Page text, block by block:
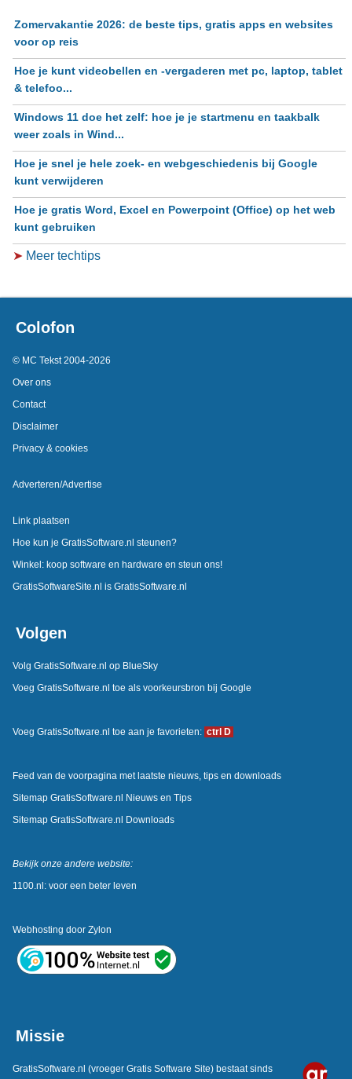
Zomervakantie 2026: de beste tips, gratis apps en websites
voor op reis
Hoe je kunt videobellen en -vergaderen met pc, laptop, tablet
& telefoo...
Windows 11 doe het zelf: hoe je je startmenu en taakbalk
weer zoals in Wind...
Hoe je snel je hele zoek- en webgeschiedenis bij Google
kunt verwijderen
Hoe je gratis Word, Excel en Powerpoint (Office) op het web
kunt gebruiken
➤ Meer techtips
Colofon
© MC Tekst 2004-2026
Over ons
Contact
Disclaimer
Privacy & cookies
Adverteren/Advertise
Link plaatsen
Hoe kun je GratisSoftware.nl steunen?
Winkel: koop software en hardware en steun ons!
GratisSoftwareSite.nl is GratisSoftware.nl
Volgen
Volg GratisSoftware.nl op BlueSky
Voeg GratisSoftware.nl toe als voorkeursbron bij Google
Voeg GratisSoftware.nl toe aan je favorieten: ctrl D
Feed van de voorpagina met laatste nieuws, tips en downloads
Sitemap GratisSoftware.nl Nieuws en Tips
Sitemap GratisSoftware.nl Downloads
Bekijk onze andere website:
1100.nl: voor een beter leven
Webhosting door Zylon
Missie
GratisSoftware.nl (vroeger Gratis Software Site) bestaat sinds